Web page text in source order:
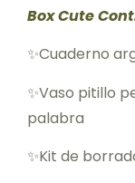
Box Cute
✨Cuaderno
✨Vaso pitillo
palabra
✨Kit de